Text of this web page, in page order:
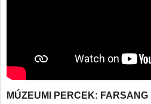
MÚZEUMI PERCEK: FARSANG